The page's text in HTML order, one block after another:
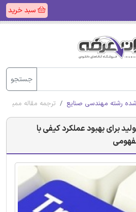
سبد خرید
جستجو
رشته مهندسی صنایع ترجمه مقاله ممیزی
برای بهبود عملکرد کیفی با